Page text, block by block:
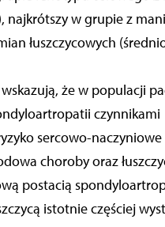
najkrótszy w grupie z
łuszczycowych
że w populacji
czynnikami
sercowo-naczyniowe
choroby oraz
postacią
istotnie częściej